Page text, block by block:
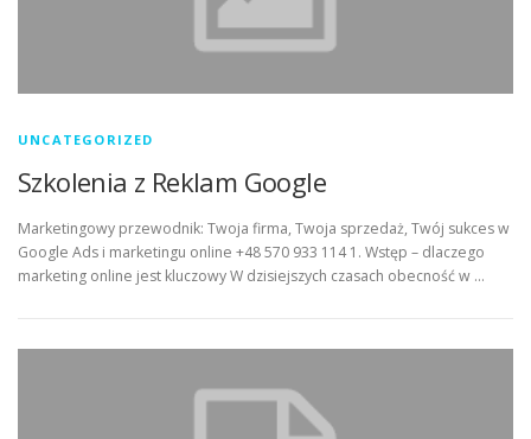
UNCATEGORIZED
Szkolenia z Reklam Google
Marketingowy przewodnik: Twoja firma, Twoja sprzedaż, Twój sukces w
Google Ads i marketingu online +48 570 933 114 1. Wstęp – dlaczego
marketing online jest kluczowy W dzisiejszych czasach obecność w …